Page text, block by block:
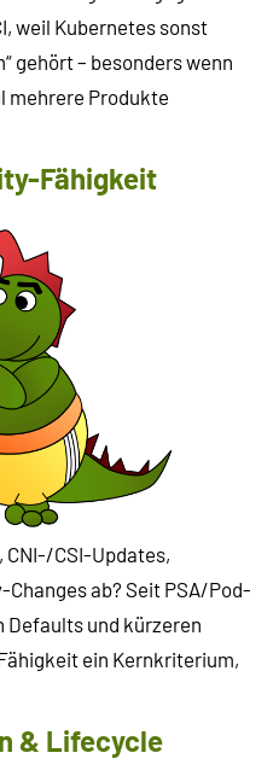
weil Kubernetes sonst
gehört – besonders wenn
mehrere Produkte
Fähigkeit
CSI-Updates,
ab? Seit PSA/Pod-
und kürzeren
ein Kernkriterium,
& Lifecycle